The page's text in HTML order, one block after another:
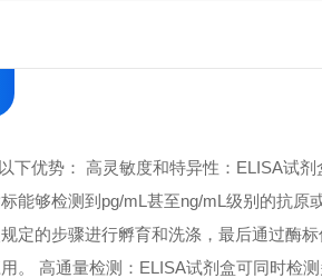
下优势： 高灵敏度和特异性：ELISA试
能够检测到pg/mL甚至ng/mL级别的抗
定的步骤进行孵育和洗涤，最后通过酶
。 高通量检测：ELISA试剂盒可同时检